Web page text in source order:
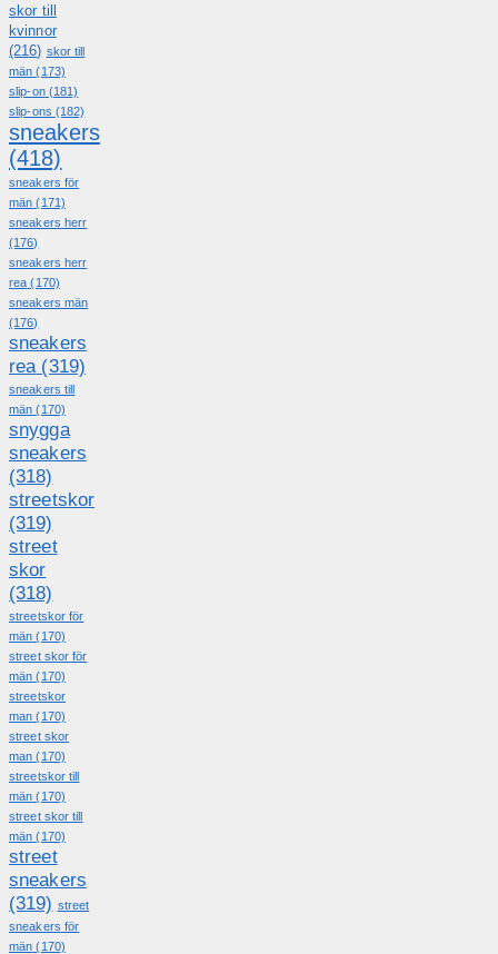
skor till
kvinnor
(216) skor till
män (173)
slip-on(181)
slip-ons (182)
sneakers
(418)
sneakers för
män (171)
sneakers herr
(176)
sneakers herr
rea (170)
sneakers män
(176)
sneakers
rea (319)
sneakers till
män (170)
snygga
sneakers
(318)
streetskor
(319)
street
skor
(318)
streetskor för
män (170)
street skor för
män (170)
streetskor
man (170)
street skor
man (170)
streetskor till
män (170)
street skor till
män (170)
street
sneakers
(319) street
sneakers för
män (170)